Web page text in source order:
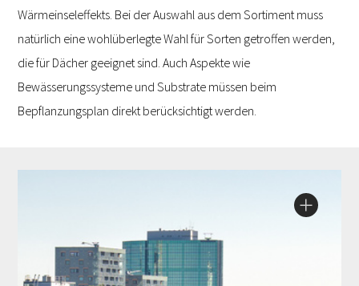
Wärmeinseleffekts. Bei der Auswahl aus dem Sortiment muss
natürlich eine wohlüberlegte Wahl für Sorten getroffen werden,
die für Dächer geeignet sind. Auch Aspekte wie
Bewässerungssysteme und Substrate müssen beim
Bepflanzungsplan direkt berücksichtigt werden.